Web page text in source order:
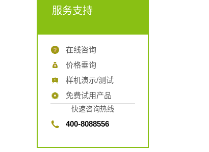
服务支持
在线咨询
价格垂询
样机演示/测试
免费试用产品
快速咨询热线
400-8088556